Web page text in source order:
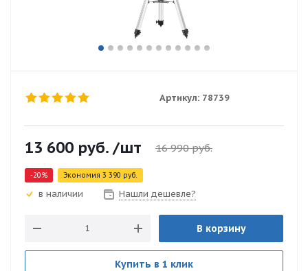
Артикул: 78739
13 600 руб. /шт 16 990руб.
-20% Экономия 3 390 руб.
в наличии Нашли дешевле?
В корзину
Купить в 1 клик